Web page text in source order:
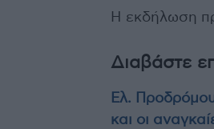
Η εκδήλωση
Διαβάστε
Ελ.
και οι